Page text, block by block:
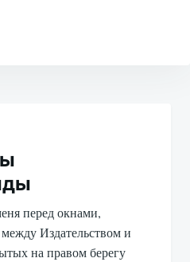
перед окнами,
Издательством и
на правом берегу